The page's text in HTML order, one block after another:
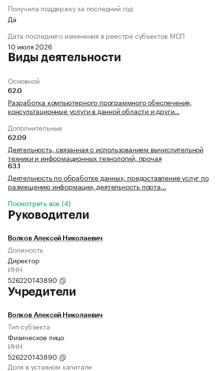
Получила поддержку за последний год
Да
Дата последнего изменения в реестре субъектов МСП
10 июля 2026
Виды деятельности
Основной
62.0
Разработка компьютерного программного обеспечения,
консультационные услуги в данной области и други…
Дополнительные
62.09
Деятельность, связанная с использованием вычислительной
техники и информационных технологий, прочая
63.1
Деятельность по обработке данных, предоставление услуг по
размещению информации, деятельность порта…
Посмотреть все (4)
Руководители
Волков Алексей Николаевич
Должность
Директор
ИНН
526220143890
Учредители
Волков Алексей Николаевич
Тип субъекта
Физическое лицо
ИНН
526220143890
Доля в уставном капитале